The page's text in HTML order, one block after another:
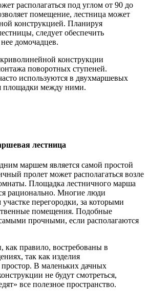
располагаться под углом от 90 до
помещение, лестница может
конструкцией. Планируя
следует обеспечить
домочадцев.
конструкции
поворотных ступеней.
используются в двухмаршевых
площадки между ними.
лестница
маршем является самой простой
пролет может располагаться возле
Площадка лестничного марша
рационально. Многие люди
перегородки, за которыми
помещения. Подобные
прочными, если располагаются
как правило, востребованы в
так как изделия
В маленьких дачных
не будут смотреться,
все полезное пространство.